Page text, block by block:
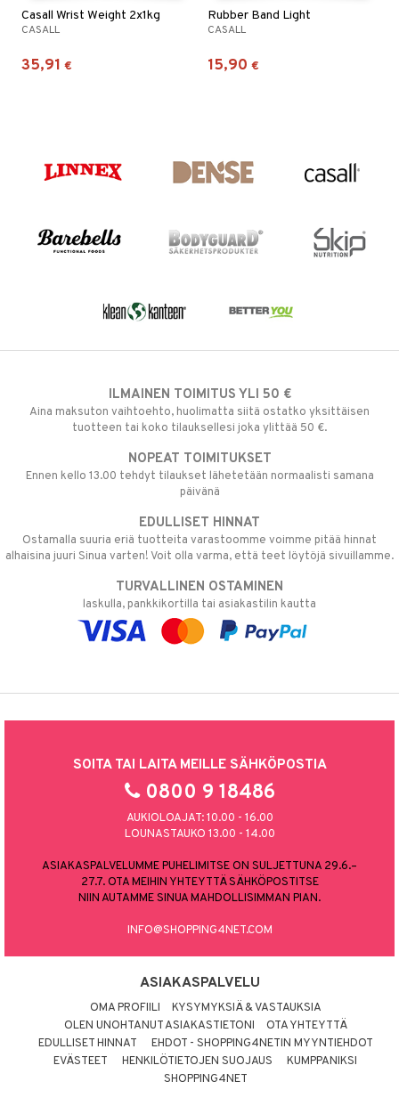
Casall Wrist Weight 2x1kg
CASALL
35,91 €
Rubber Band Light
CASALL
15,90 €
ILMAINEN TOIMITUS YLI 50 €
Aina maksuton vaihtoehto, huolimatta siitä ostatko yksittäisen
tuotteen tai koko tilauksellesi joka ylittää 50 €.
NOPEAT TOIMITUKSET
Ennen kello 13.00 tehdyt tilaukset lähetetään normaalisti samana
päivänä
EDULLISET HINNAT
Ostamalla suuria eriä tuotteita varastoomme voimme pitää hinnat
alhaisina juuri Sinua varten! Voit olla varma, että teet löytöjä sivuillamme.
TURVALLINEN OSTAMINEN
laskulla, pankkikortilla tai asiakastilin kautta
SOITA TAI LAITA MEILLE SÄHKÖPOSTIA
0800 9 18486
AUKIOLOAJAT: 10.00 - 16.00
LOUNASTAUKO 13.00 - 14.00
ASIAKASPALVELUMME PUHELIMITSE ON SULJETTUNA 29.6.–
27.7. OTA MEIHIN YHTEYTTÄ SÄHKÖPOSTITSE
NIIN AUTAMME SINUA MAHDOLLISIMMAN PIAN.
INFO@SHOPPING4NET.COM
ASIAKASPALVELU
OMA PROFIILI
KYSYMYKSIÄ & VASTAUKSIA
OLEN UNOHTANUT ASIAKASTIETONI
OTA YHTEYTTÄ
EDULLISET HINNAT
EHDOT - SHOPPING4NETIN MYYNTIEHDOT
EVÄSTEET
HENKILÖTIETOJEN SUOJAUS
KUMPPANIKSI
SHOPPING4NET